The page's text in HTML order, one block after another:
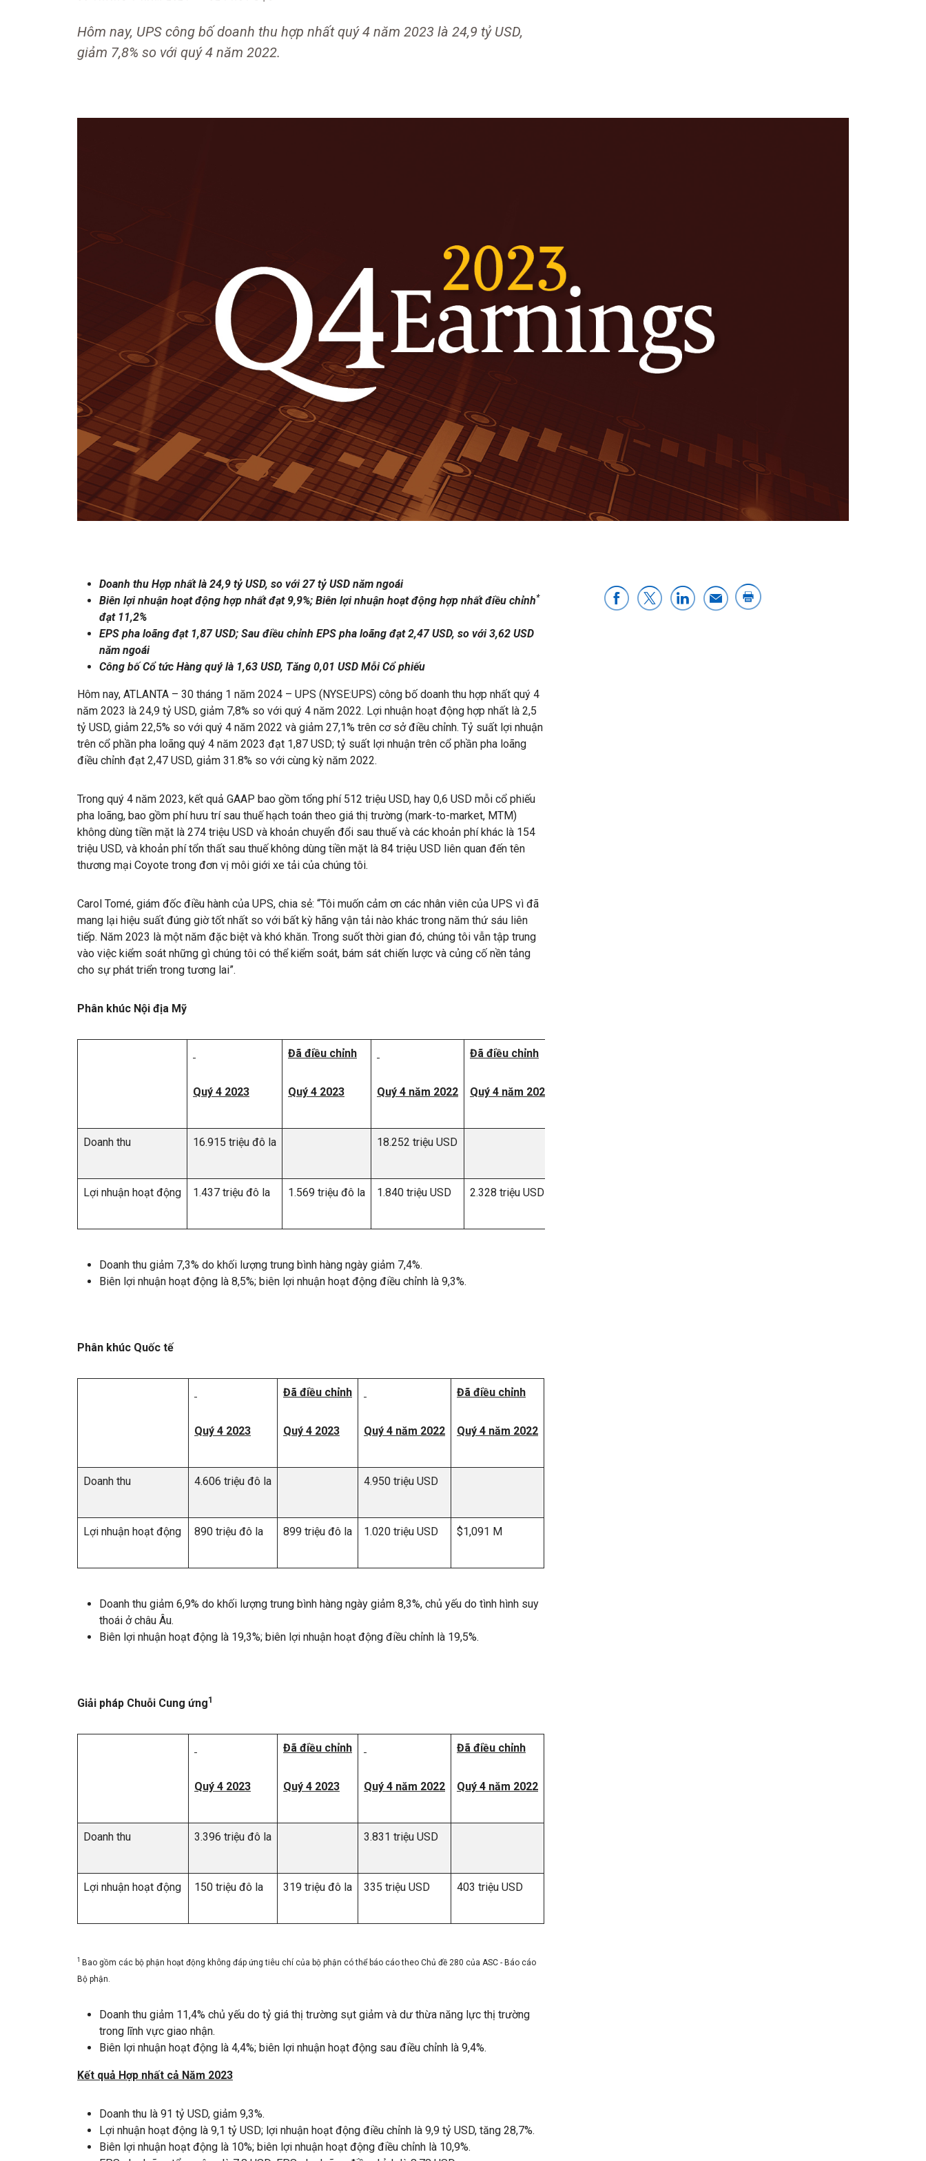
Hôm nay, UPS công bố doanh thu hợp nhất quý 4 năm 2023 là 24,9 tỷ USD,
giảm 7,8% so với quý 4 năm 2022.
Doanh thu Hợp nhất là 24,9 tỷ USD, so với 27 tỷ USD năm ngoái
Biên lợi nhuận hoạt động hợp nhất đạt 9,9%; Biên lợi nhuận hoạt động hợp nhất điều chỉnh*
đạt 11,2%
EPS pha loãng đạt 1,87 USD; Sau điều chỉnh EPS pha loãng đạt 2,47 USD, so với 3,62 USD
năm ngoái
Công bố Cổ tức Hàng quý là 1,63 USD, Tăng 0,01 USD Mỗi Cổ phiếu
Hôm nay, ATLANTA – 30 tháng 1 năm 2024 – UPS (NYSE:UPS) công bố doanh thu hợp nhất quý 4
năm 2023 là 24,9 tỷ USD, giảm 7,8% so với quý 4 năm 2022. Lợi nhuận hoạt động hợp nhất là 2,5
tỷ USD, giảm 22,5% so với quý 4 năm 2022 và giảm 27,1% trên cơ sở điều chỉnh. Tỷ suất lợi nhuận
trên cổ phần pha loãng quý 4 năm 2023 đạt 1,87 USD; tỷ suất lợi nhuận trên cổ phần pha loãng
điều chỉnh đạt 2,47 USD, giảm 31.8% so với cùng kỳ năm 2022.
Trong quý 4 năm 2023, kết quả GAAP bao gồm tổng phí 512 triệu USD, hay 0,6 USD mỗi cổ phiếu
pha loãng, bao gồm phí hưu trí sau thuế hạch toán theo giá thị trường (mark-to-market, MTM)
không dùng tiền mặt là 274 triệu USD và khoản chuyển đổi sau thuế và các khoản phí khác là 154
triệu USD, và khoản phí tổn thất sau thuế không dùng tiền mặt là 84 triệu USD liên quan đến tên
thương mại Coyote trong đơn vị môi giới xe tải của chúng tôi.
Carol Tomé, giám đốc điều hành của UPS, chia sẻ: “Tôi muốn cảm ơn các nhân viên của UPS vì đã
mang lại hiệu suất đúng giờ tốt nhất so với bất kỳ hãng vận tải nào khác trong năm thứ sáu liên
tiếp. Năm 2023 là một năm đặc biệt và khó khăn. Trong suốt thời gian đó, chúng tôi vẫn tập trung
vào việc kiểm soát những gì chúng tôi có thể kiểm soát, bám sát chiến lược và củng cố nền tảng
cho sự phát triển trong tương lai”.
Phân khúc Nội địa Mỹ
Quý 4 2023
Đã điều chỉnh
Quý 4 2023 Quý 4 năm 2022
Đã điều chỉnh
Quý 4 năm 2022
Doanh thu 16.915 triệu đô la 18.252 triệu USD
Lợi nhuận hoạt động 1.437 triệu đô la 1.569 triệu đô la 1.840 triệu USD 2.328 triệu USD
Doanh thu giảm 7,3% do khối lượng trung bình hàng ngày giảm 7,4%.
Biên lợi nhuận hoạt động là 8,5%; biên lợi nhuận hoạt động điều chỉnh là 9,3%.
Phân khúc Quốc tế
Quý 4 2023
Đã điều chỉnh
Quý 4 2023 Quý 4 năm 2022
Đã điều chỉnh
Quý 4 năm 2022
Doanh thu 4.606 triệu đô la 4.950 triệu USD
Lợi nhuận hoạt động 890 triệu đô la 899 triệu đô la 1.020 triệu USD $1,091 M
Doanh thu giảm 6,9% do khối lượng trung bình hàng ngày giảm 8,3%, chủ yếu do tình hình suy
thoái ở châu Âu.
Biên lợi nhuận hoạt động là 19,3%; biên lợi nhuận hoạt động điều chỉnh là 19,5%.
Giải pháp Chuỗi Cung ứng1
Quý 4 2023
Đã điều chỉnh
Quý 4 2023 Quý 4 năm 2022
Đã điều chỉnh
Quý 4 năm 2022
Doanh thu 3.396 triệu đô la 3.831 triệu USD
Lợi nhuận hoạt động 150 triệu đô la 319 triệu đô la 335 triệu USD 403 triệu USD
1 Bao gồm các bộ phận hoạt động không đáp ứng tiêu chí của bộ phận có thể báo cáo theo Chủ đề 280 của ASC - Báo cáo
Bộ phận.
Doanh thu giảm 11,4% chủ yếu do tỷ giá thị trường sụt giảm và dư thừa năng lực thị trường
trong lĩnh vực giao nhận.
Biên lợi nhuận hoạt động là 4,4%; biên lợi nhuận hoạt động sau điều chỉnh là 9,4%.
Kết quả Hợp nhất cả Năm 2023
Doanh thu là 91 tỷ USD, giảm 9,3%.
Lợi nhuận hoạt động là 9,1 tỷ USD; lợi nhuận hoạt động điều chỉnh là 9,9 tỷ USD, tăng 28,7%.
Biên lợi nhuận hoạt động là 10%; biên lợi nhuận hoạt động điều chỉnh là 10,9%.